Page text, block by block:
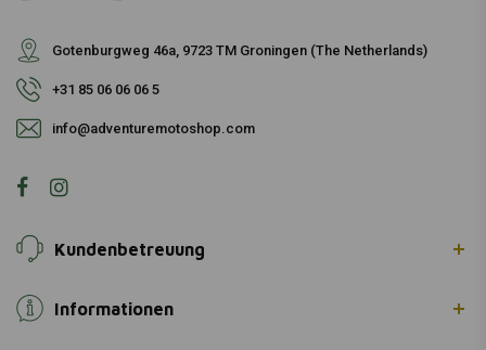
Gotenburgweg 46a, 9723 TM Groningen (The Netherlands)
+31 85 06 06 06 5
info@adventuremotoshop.com
Kundenbetreuung
Informationen